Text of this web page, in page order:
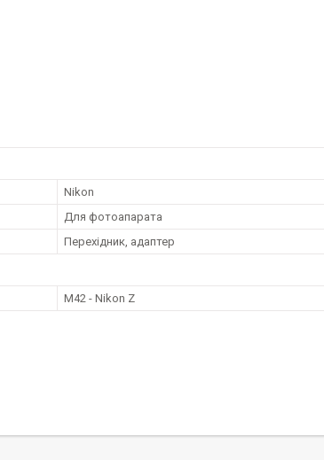
Nikon
Для фотоапарата
Перехідник, адаптер
M42 - Nikon Z